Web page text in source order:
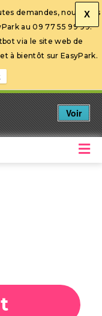
X
demandes, nous vous
au 09 77 55 99 99.
via le site web de
à bientôt sur EasyPark.
Voir